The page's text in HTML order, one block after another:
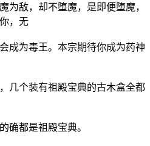
为敌，却不堕魔，是即便堕魔，
，无
成为毒王。本宗期待你成为药神
几个装有祖殿宝典的古木盒全都
确都是祖殿宝典。